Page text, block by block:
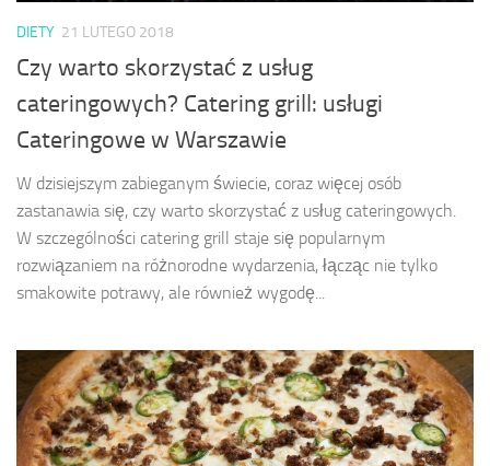
DIETY 21 LUTEGO 2018
Czy warto skorzystać z usług
cateringowych? Catering grill: usługi
Cateringowe w Warszawie
W dzisiejszym zabieganym świecie, coraz więcej osób
zastanawia się, czy warto skorzystać z usług cateringowych.
W szczególności catering grill staje się popularnym
rozwiązaniem na różnorodne wydarzenia, łącząc nie tylko
smakowite potrawy, ale również wygodę...